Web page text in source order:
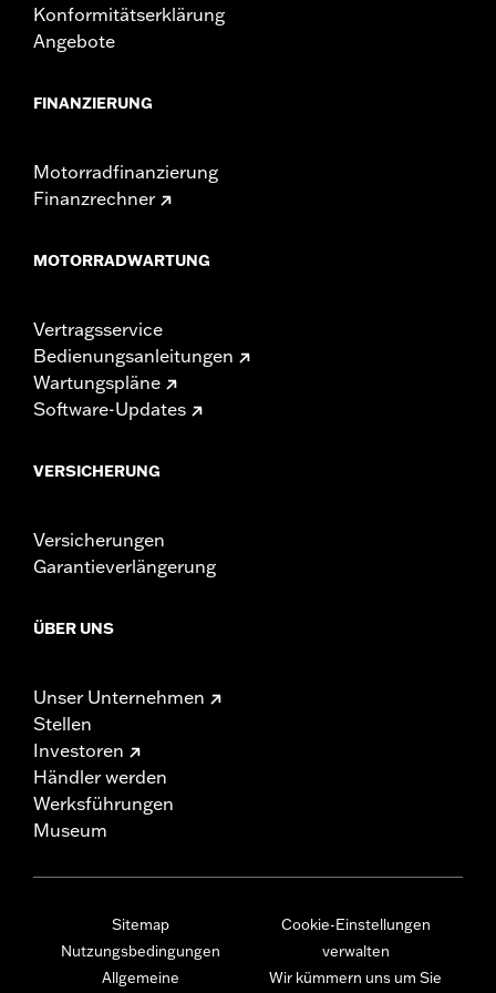
Konformitätserklärung
Angebote
FINANZIERUNG
Motorradfinanzierung
Finanzrechner
MOTORRADWARTUNG
Vertragsservice
Bedienungsanleitungen
Wartungspläne
Software-Updates
VERSICHERUNG
Versicherungen
Garantieverlängerung
ÜBER UNS
Unser Unternehmen
Stellen
Investoren
Händler werden
Werksführungen
Museum
Sitemap
Nutzungsbedingungen
Allgemeine
Cookie-Einstellungen
verwalten
Wir kümmern uns um Sie